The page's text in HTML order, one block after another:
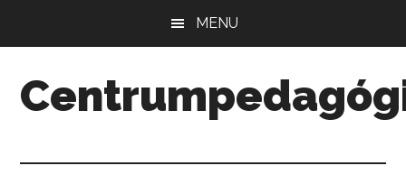
content
sidebar
sidebar
MENU